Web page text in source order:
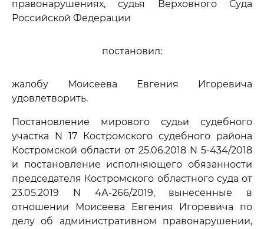
правонарушениях, судья Верховного Суда
Российской Федерации
постановил:
жалобу Моисеева Евгения Игоревича
удовлетворить.
Постановление мирового судьи судебного
участка N 17 Костромского судебного района
Костромской области от 25.06.2018 N 5-434/2018
и постановление исполняющего обязанности
председателя Костромского областного суда от
23.05.2019 N 4А-266/2019, вынесенные в
отношении Моисеева Евгения Игоревича по
делу об административном правонарушении,